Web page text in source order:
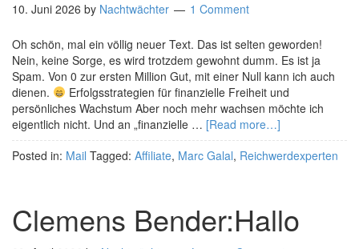
10. Juni 2026 by Nachtwächter 1 Comment
Oh schön, mal ein völlig neuer Text. Das ist selten geworden!
Nein, keine Sorge, es wird trotzdem gewohnt dumm. Es ist ja
Spam. Von 0 zur ersten Million Gut, mit einer Null kann ich auch
dienen.
Erfolgsstrategien für finanzielle Freiheit und
persönliches Wachstum Aber noch mehr wachsen möchte ich
eigentlich nicht. Und an „finanzielle … [Read more…]
Posted in: Mail Tagged: Affiliate, Marc Galal, Reichwerdexperten
Clemens Bender:Hallo